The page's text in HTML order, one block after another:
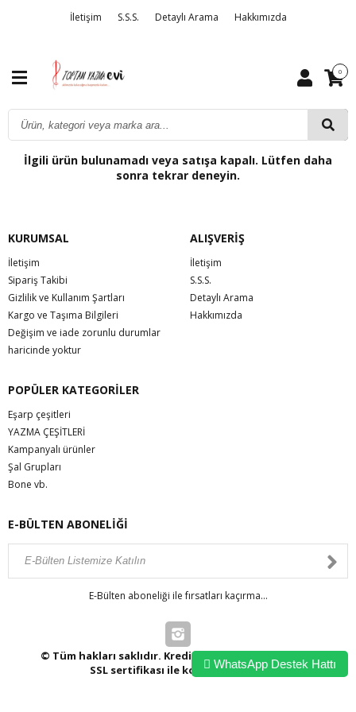
İletişim S.S.S. Detaylı Arama Hakkımızda
0
İlgili ürün bulunamadı veya satışa kapalı. Lütfen daha
sonra tekrar deneyin.
KURUMSAL
İletişim
Sipariş Takibi
Gizlilik ve Kullanım Şartları
Kargo ve Taşıma Bilgileri
Değişim ve iade zorunlu durumlar
haricinde yoktur
ALIŞVERİŞ
İletişim
S.S.S.
Detaylı Arama
Hakkımızda
POPÜLER KATEGORİLER
Eşarp çeşitleri
YAZMA ÇEŞİTLERİ
Kampanyalı ürünler
Şal Grupları
Bone vb.
E-BÜLTEN ABONELİĞİ
E-Bülten aboneliği ile fırsatları kaçırma...
© Tüm hakları saklıdır. Kredi kartı bilgileriniz 256bit
SSL sertifikası ile korunmaktadır.WhatsApp Destek Hattı